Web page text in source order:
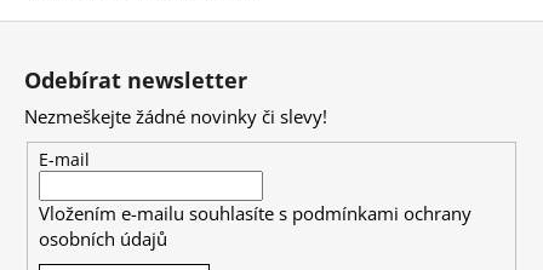
Z
Odebírat newsletter
Nezmeškejte žádné novinky či slevy!
E-mail
Vložením e-mailu souhlasíte s podmínkami ochrany
osobních údajů